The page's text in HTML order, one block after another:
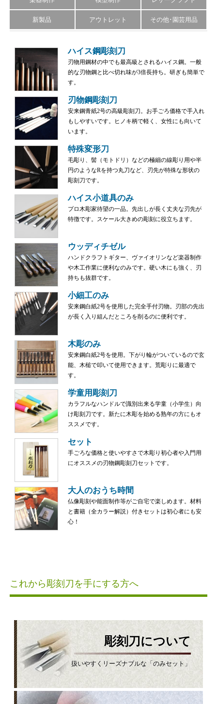
新製品 アウトレット その他･園芸用品
ハイス鋼彫刻刀
刃物用鋼材の中でも最高級とされるハイス鋼。一般
的な刃物鋼と比べ切れ味が3倍長持ち。研ぎも簡単で
す。
刃物鋼彫刻刀
安来鋼青紙2号の高級彫刻刀。お手ごろ価格で手入れ
もしやすいです。ヒノキ柄で軽く、女性にも向いて
います。
特殊変形刀
毛彫り、髻（モトドリ）などの極細の線彫り用や半
円のようなRを持つ丸刀など、刃先が特殊な形状の
彫刻刀です。
ハイス小道具のみ
プロ木彫家待望の一品。先出しが長く丈夫な刃先が
特徴です。スケール大きめの彫刻に役立ちます。
ウッディチゼル
ハンドクラフトギター、ヴァイオリンなど楽器制作
や木工作業に便利なのみです。硬い木にも強く、刃
持ちも抜群です。
小細工のみ
安来鋼白紙2号を使用した完全手付刃物。刃部の先出
が長く入り組んだところを削るのに便利です。
木彫のみ
安来鋼白紙2号を使用。下がり輪がついているので玄
能、木槌で叩いて使用できます。荒彫りに最適で
す。
学童用彫刻刀
カラフルなハンドルで識別出来る学童（小学生）向
け彫刻刀です。新たに木彫を始める熟年の方にもオ
ススメです。
セット
手ごろな価格と使いやすさで木彫り初心者や入門用
にオススメの刃物鋼彫刻刀セットです。
大人のおうち時間
仏像彫刻や能面制作等がご自宅で楽しめます。材料
と書籍（全カラー解説）付きセットは初心者にも安
心！
これから彫刻刀を手にする方へ
彫刻刀について
扱いやすくリーズナブルな「のみセット」